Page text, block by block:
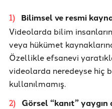
1) Bilimsel ve resmi
Videolarda bilim
veya hükümet
Özellikle efsanevi
videolarda neredeyse hiç
kullanılmamış.
2) Görsel “kanıt”